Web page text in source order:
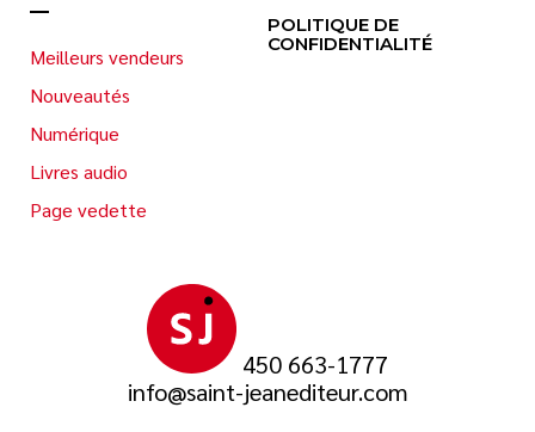
450 663-1777
info@saint-jeanediteur.com
Meilleurs vendeurs
Nouveautés
Numérique
Livres audio
Page vedette
POLITIQUE DE
CONFIDENTIALITÉ